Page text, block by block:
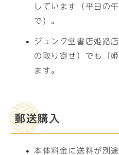
しています（平日の
で）。
ジュンク堂書店姫路
の取り寄せ）でも『
ます。
郵送購入
本体料金に送料が別